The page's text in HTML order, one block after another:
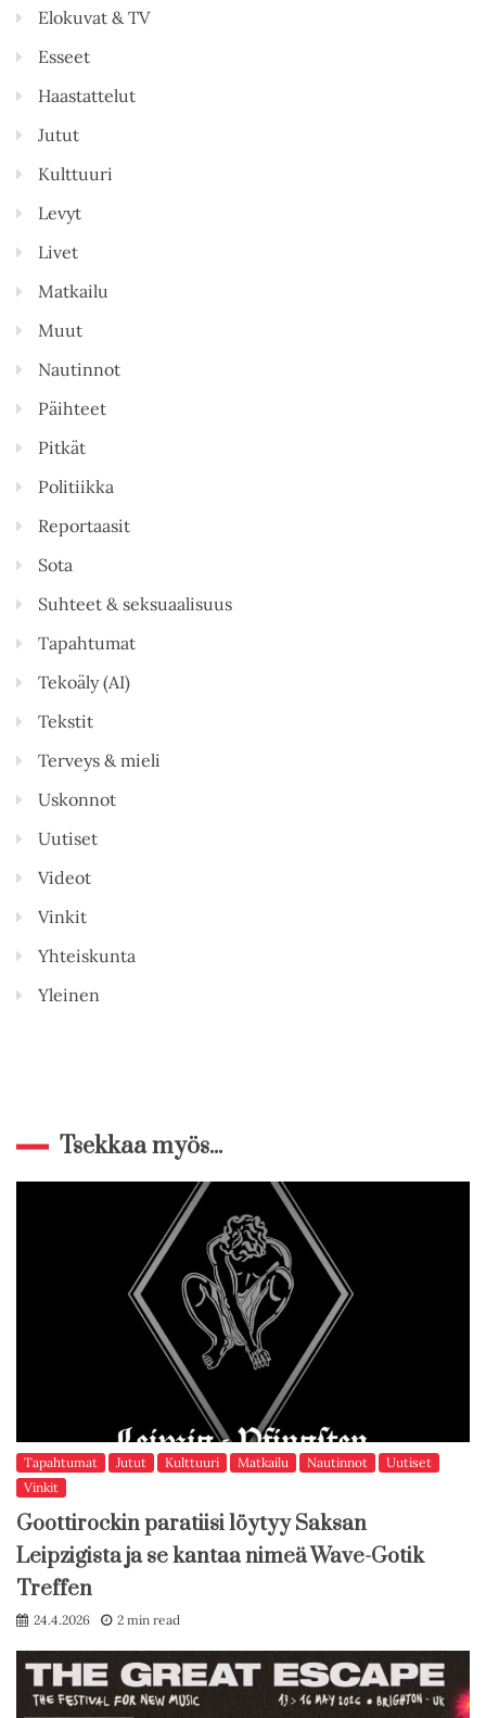
Elokuvat & TV
Esseet
Haastattelut
Jutut
Kulttuuri
Levyt
Livet
Matkailu
Muut
Nautinnot
Päihteet
Pitkät
Politiikka
Reportaasit
Sota
Suhteet & seksuaalisuus
Tapahtumat
Tekoäly (AI)
Tekstit
Terveys & mieli
Uskonnot
Uutiset
Videot
Vinkit
Yhteiskunta
Yleinen
Tsekkaa myös...
Tapahtumat Jutut Kulttuuri Matkailu Nautinnot
Uutiset
Vinkit
Goottirockin paratiisi löytyy Saksan
Leipzigista ja se kantaa nimeä Wave-Gotik
Treffen
24.4.2026 2 min read